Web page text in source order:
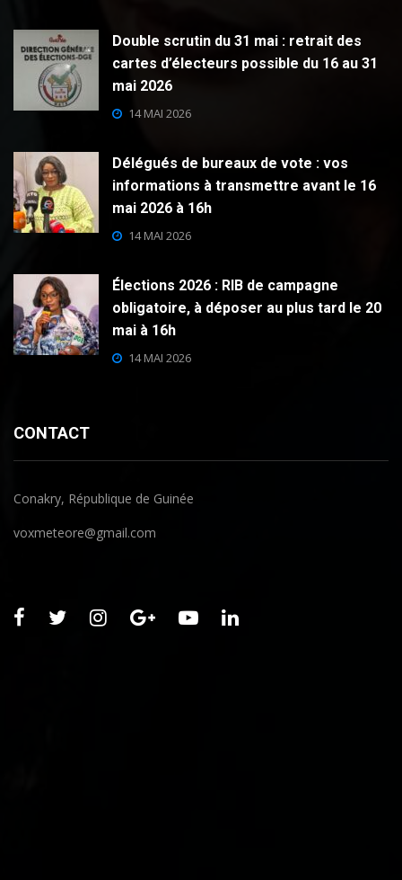
Double scrutin du 31 mai : retrait des
cartes d’électeurs possible du 16 au 31
mai 2026
14 MAI 2026
Délégués de bureaux de vote : vos
informations à transmettre avant le 16
mai 2026 à 16h
14 MAI 2026
Élections 2026 : RIB de campagne
obligatoire, à déposer au plus tard le 20
mai à 16h
14 MAI 2026
CONTACT
Conakry, République de Guinée
voxmeteore@gmail.com